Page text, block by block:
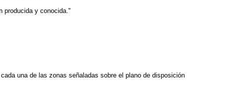
producida y conocida."
una de las zonas señaladas sobre el plano de disposición